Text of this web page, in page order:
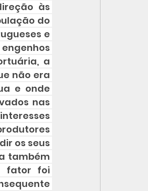
às
do
e
a
não era
e onde
nas
os seus
também
fator foi